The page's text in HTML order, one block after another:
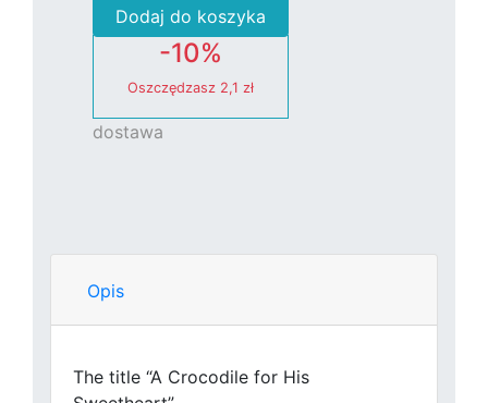
Dodaj do koszyka
-10%
Oszczędzasz 2,1 zł
dostawa
Opis
The title “A Crocodile for His